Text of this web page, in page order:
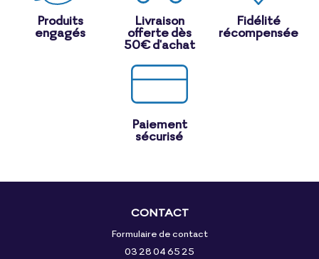
Produits
engagés
Livraison
offerte dès
50€ d'achat
Fidélité
récompensée
Paiement
sécurisé
CONTACT
Formulaire de contact
03 28 04 65 25